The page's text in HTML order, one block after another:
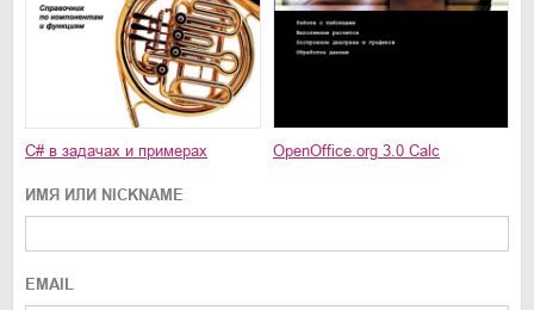
C# в задачах и примерах OpenOffice.org 3.0 Calc
ИМЯ ИЛИ NICKNAME
EMAIL